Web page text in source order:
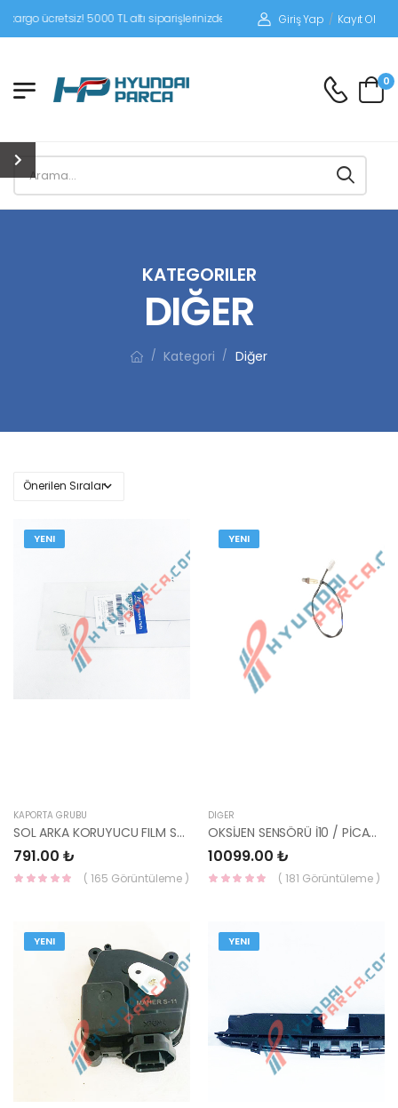
5000 TL altı siparişlerinizde siparişleriniz alıcı ödemeli gönderilir.
Giriş Yap / Kayıt Ol
0
KATEGORILER
DIĞER
/ Kategori / Diğer
YENI
KAPORTA GRUBU
SOL ARKA KORUYUCU FILM STICKER TUCSON 87539-D3000-HMC
791.00 ₺
( 165 Görüntüleme )
YENI
DIĞER
OKSİJEN SENSÖRÜ İ10 / PİCANTO 1.0cc 13- KAPPA ARKA 39210-04110-HMC
10099.00 ₺
( 181 Görüntüleme )
YENI YENI